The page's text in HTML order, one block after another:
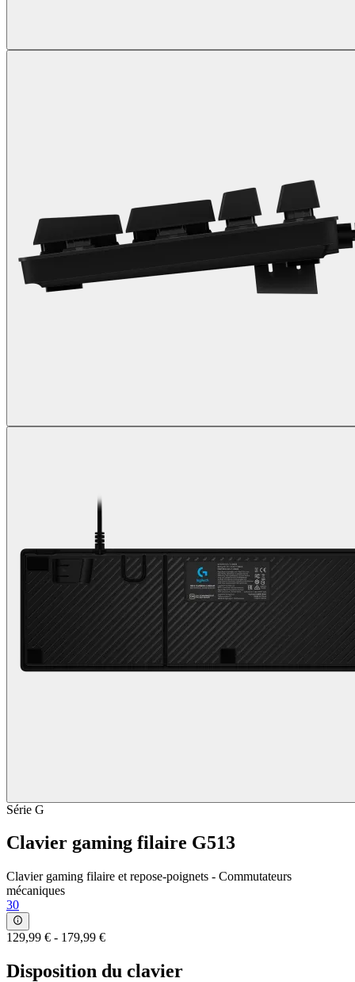
Série G
Clavier gaming filaire G513
Clavier gaming filaire et repose-poignets - Commutateurs
mécaniques
30
129,99 € - 179,99 €
Disposition du clavier